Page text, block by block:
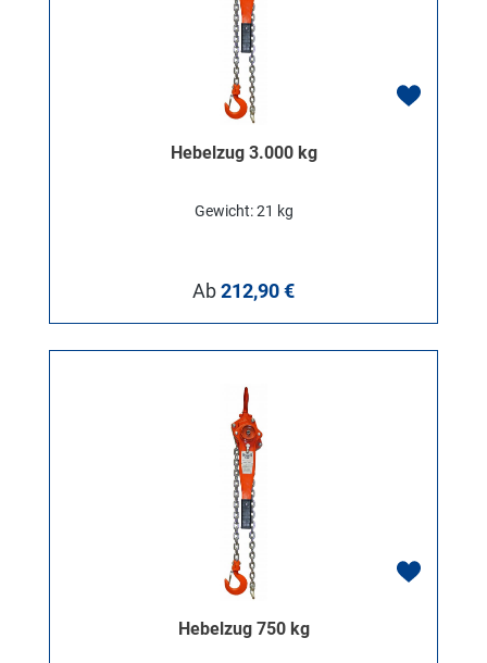
Hebelzug 3.000 kg
Gewicht: 21 kg
Regulärer Preis:
Ab212,90 €
Hebelzug 750 kg